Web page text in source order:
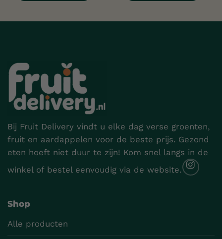
Bij Fruit Delivery vindt u elke dag verse groenten,
fruit en aardappelen voor de beste prijs. Gezond
eten hoeft niet duur te zijn! Kom snel langs in de
winkel of bestel eenvoudig via de website.
Shop
Alle producten